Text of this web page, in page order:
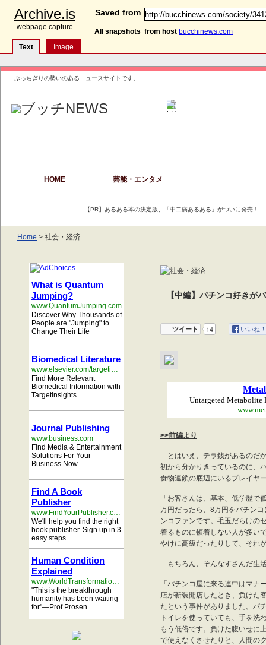
Archive.is
webpage capture
Saved from
All snapshots from host bucchinews.com
Text
Image
ぶっちぎりの勢いのあるニュースサイトです。
HOME 芸能・エンタメ
【PR】あるある本の決定版、「中二病あるある」がついに発売！
Home > 社会・経済
What is Quantum
Jumping?
www.QuantumJumping.com
Discover Why Thousands of
People are "Jumping" to
Change Their Life
Biomedical Literature
www.elsevier.com/targetinsights
Find More Relevant
Biomedical Information with
TargetInsights.
Journal Publishing
www.business.com
Find Media & Entertainment
Solutions For Your
Business Now.
Find A Book
Publisher
www.FindYourPublisher.co.uk
We'll help you find the right
book publisher. Sign up in 3
easy steps.
Human Condition
Explained
www.WorldTransformation.com/
"This is the breakthrough
humanity has been waiting
for"—Prof Prosen
【中編】パチンコ好き
ツイート 14 いいね
いいね！
Untargeted Metabolite
>>前編より
とはいえ、テラ銭があるのだ
初から分かりきっているのに、
食物連鎖の底辺にいるプレイヤ
「お客さんは、基本、低学歴
万円だったら、8万円をパチン
ンコファンです。毛玉だらけの
着るものに頓着しない人が多い
やけに高級だったりして、それ
もちろん、そんなすさんだ生
「パチンコ屋に来る連中はマ
店が新装開店したとき、負けた
たという事件がありました。パ
トイレを使っていても、手を洗
もう低俗です。負けた腹いせに
で使えなくさせたりと、人間の